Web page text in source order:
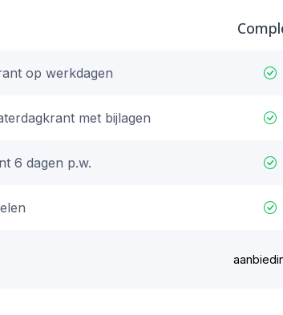
op werkdagen
met bijlagen
6 dagen p.w.